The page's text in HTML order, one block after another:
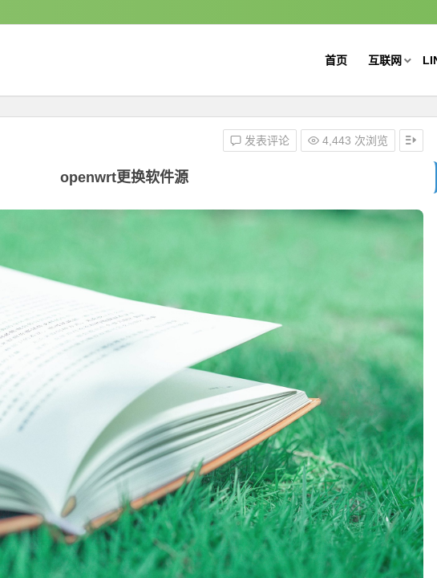
首页 互联网
openwrt更换软件源
发表评论 4,443 次浏览